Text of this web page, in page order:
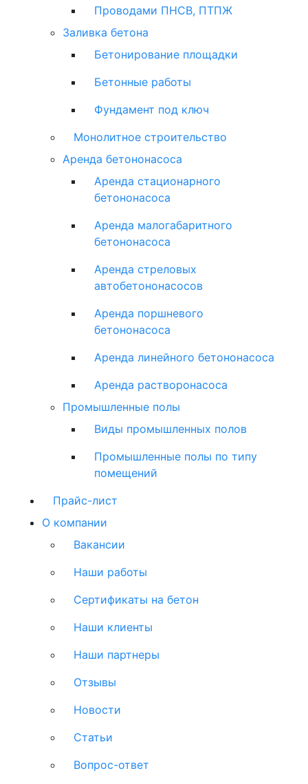
Проводами ПНСВ, ПТПЖ
Заливка бетона
Бетонирование площадки
Бетонные работы
Фундамент под ключ
Монолитное строительство
Аренда бетононасоса
Аренда стационарного
бетононасоса
Аренда малогабаритного
бетононасоса
Аренда стреловых
автобетононасосов
Аренда поршневого
бетононасоса
Аренда линейного бетононасоса
Аренда растворонасоса
Промышленные полы
Виды промышленных полов
Промышленные полы по типу
помещений
Прайс-лист
О компании
Вакансии
Наши работы
Сертификаты на бетон
Наши клиенты
Наши партнеры
Отзывы
Новости
Статьи
Вопрос-ответ